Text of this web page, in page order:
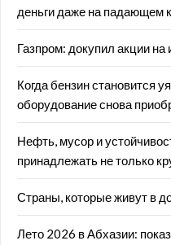
деньги даже на падающем
Газпром: докупил акции
Когда бензин становится
оборудование снова
Нефть, мусор и
принадлежать не только
Страны, которые живут в
Лето 2026 в Абхазии: